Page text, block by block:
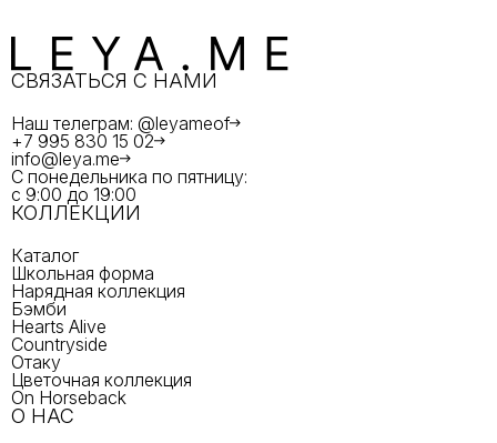
СВЯЗАТЬСЯ С НАМИ
Наш телеграм: @leyameof
+7 995 830 15 02
info@leya.me
С понедельника по пятницу:
с 9:00 до 19:00
КОЛЛЕКЦИИ
Каталог
Школьная форма
Нарядная коллекция
Бэмби
Hearts Alive
Countryside
Отаку
Цветочная коллекция
On Horseback
О НАС